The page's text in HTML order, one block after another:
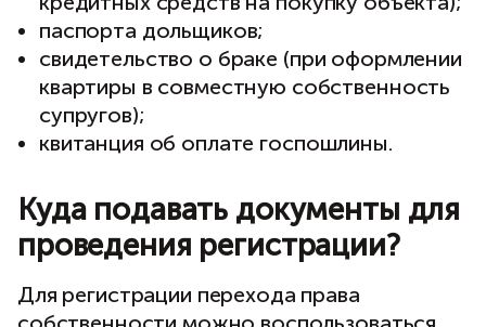
паспорта дольщиков;
свидетельство о браке (при оформлении
квартиры в совместную собственность
супругов);
квитанция об оплате госпошлины.
Куда подавать документы для
проведения регистрации?
Для регистрации перехода права